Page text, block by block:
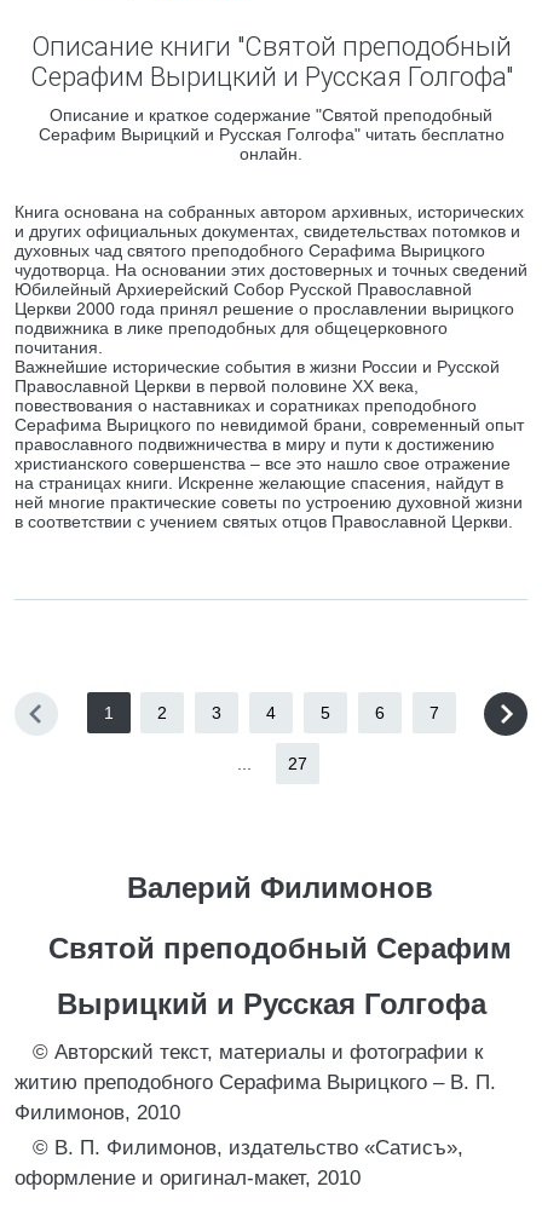
Описание книги "Святой преподобный
Серафим Вырицкий и Русская Голгофа"
Описание и краткое содержание "Святой преподобный
Серафим Вырицкий и Русская Голгофа" читать бесплатно
онлайн.
Книга основана на собранных автором архивных, исторических
и других официальных документах, свидетельствах потомков и
духовных чад святого преподобного Серафима Вырицкого
чудотворца. На основании этих достоверных и точных сведений
Юбилейный Архиерейский Собор Русской Православной
Церкви 2000 года принял решение о прославлении вырицкого
подвижника в лике преподобных для общецерковного
почитания.
Важнейшие исторические события в жизни России и Русской
Православной Церкви в первой половине XX века,
повествования о наставниках и соратниках преподобного
Серафима Вырицкого по невидимой брани, современный опыт
православного подвижничества в миру и пути к достижению
христианского совершенства – все это нашло свое отражение
на страницах книги. Искренне желающие спасения, найдут в
ней многие практические советы по устроению духовной жизни
в соответствии с учением святых отцов Православной Церкви.
1 2 3 4 5 6 7
27
Валерий Филимонов
Святой преподобный Серафим
Вырицкий и Русская Голгофа
© Авторский текст, материалы и фотографии к
житию преподобного Серафима Вырицкого – В. П.
Филимонов, 2010
© В. П. Филимонов, издательство «Сатисъ»,
оформление и оригинал-макет, 2010